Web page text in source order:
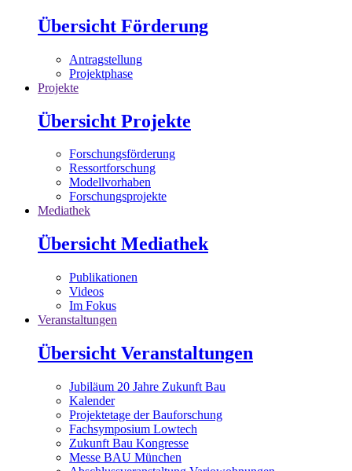
Übersicht Förderung
Antragstellung
Projektphase
Projekte
Übersicht Projekte
Forschungsförderung
Ressortforschung
Modellvorhaben
Forschungsprojekte
Mediathek
Übersicht Mediathek
Publikationen
Videos
Im Fokus
Veranstaltungen
Übersicht Veranstaltungen
Jubiläum 20 Jahre Zukunft Bau
Kalender
Projektetage der Bauforschung
Fachsymposium Lowtech
Zukunft Bau Kongresse
Messe BAU München